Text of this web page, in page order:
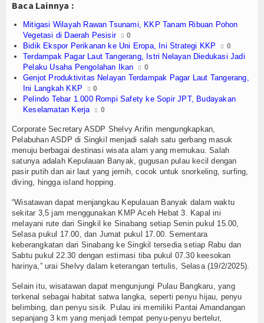
Religi
Opini
Pelabuhan
Politik
Seni & Budaya
Sorot
Tauziah
Tokoh
Wisata
TV
Channel
Baca Lainnya :
Mitigasi Wilayah Rawan Tsunami, KKP Tanam Ribuan Pohon
Vegetasi di Daerah Pesisir
0
Bidik Ekspor Perikanan ke Uni Eropa, Ini Strategi KKP 0
Terdampak Pagar Laut Tangerang, Istri Nelayan Diedukasi Jadi
Pelaku Usaha Pengolahan Ikan
0
Genjot Produktivitas Nelayan Terdampak Pagar Laut Tangerang,
Ini Langkah KKP
0
Pelindo Tebar 1.000 Rompi Safety ke Sopir JPT, Budayakan
Keselamatan Kerja
0
Corporate Secretary ASDP Shelvy Arifin mengungkapkan,
Pelabuhan ASDP di Singkil menjadi salah satu gerbang masuk
menuju berbagai destinasi wisata alam yang memukau. Salah
satunya adalah Kepulauan Banyak, gugusan pulau kecil dengan
pasir putih dan air laut yang jernih, cocok untuk snorkeling, surfing,
diving, hingga island hopping.
“Wisatawan dapat menjangkau Kepulauan Banyak dalam waktu
sekitar 3,5 jam menggunakan KMP Aceh Hebat 3. Kapal ini
melayani rute dari Singkil ke Sinabang setiap Senin pukul 15.00,
Selasa pukul 17.00, dan Jumat pukul 17.00. Sementara
keberangkatan dari Sinabang ke Singkil tersedia setiap Rabu dan
Sabtu pukul 22.30 dengan estimasi tiba pukul 07.30 keesokan
harinya,” urai Shelvy dalam keterangan tertulis, Selasa (19/2/2025).
Selain itu, wisatawan dapat mengunjungi Pulau Bangkaru, yang
terkenal sebagai habitat satwa langka, seperti penyu hijau, penyu
belimbing, dan penyu sisik. Pulau ini memiliki Pantai Amandangan
sepanjang 3 km yang menjadi tempat penyu-penyu bertelur,